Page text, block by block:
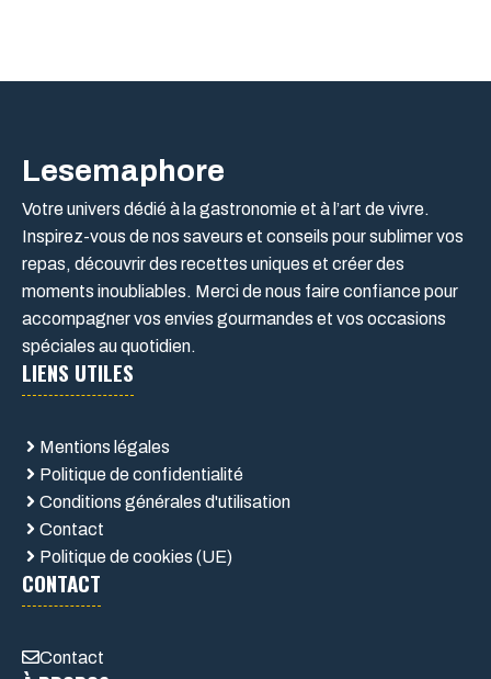
Lesemaphore
Votre univers dédié à la gastronomie et à l’art de vivre.
Inspirez-vous de nos saveurs et conseils pour sublimer vos
repas, découvrir des recettes uniques et créer des
moments inoubliables. Merci de nous faire confiance pour
accompagner vos envies gourmandes et vos occasions
spéciales au quotidien.
LIENS UTILES
Mentions légales
Politique de confidentialité
Conditions générales d'utilisation
Contact
Politique de cookies (UE)
CONTACT
Contact